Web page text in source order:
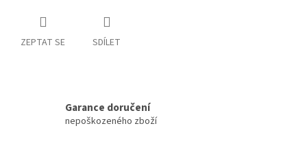
ZEPTAT SE SDÍLET
Garance doručení
nepoškozeného zboží